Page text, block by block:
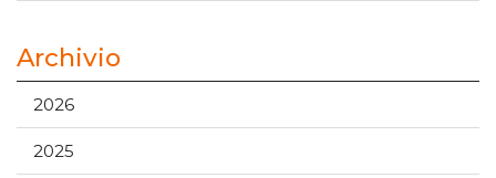
Archivio
2026
2025